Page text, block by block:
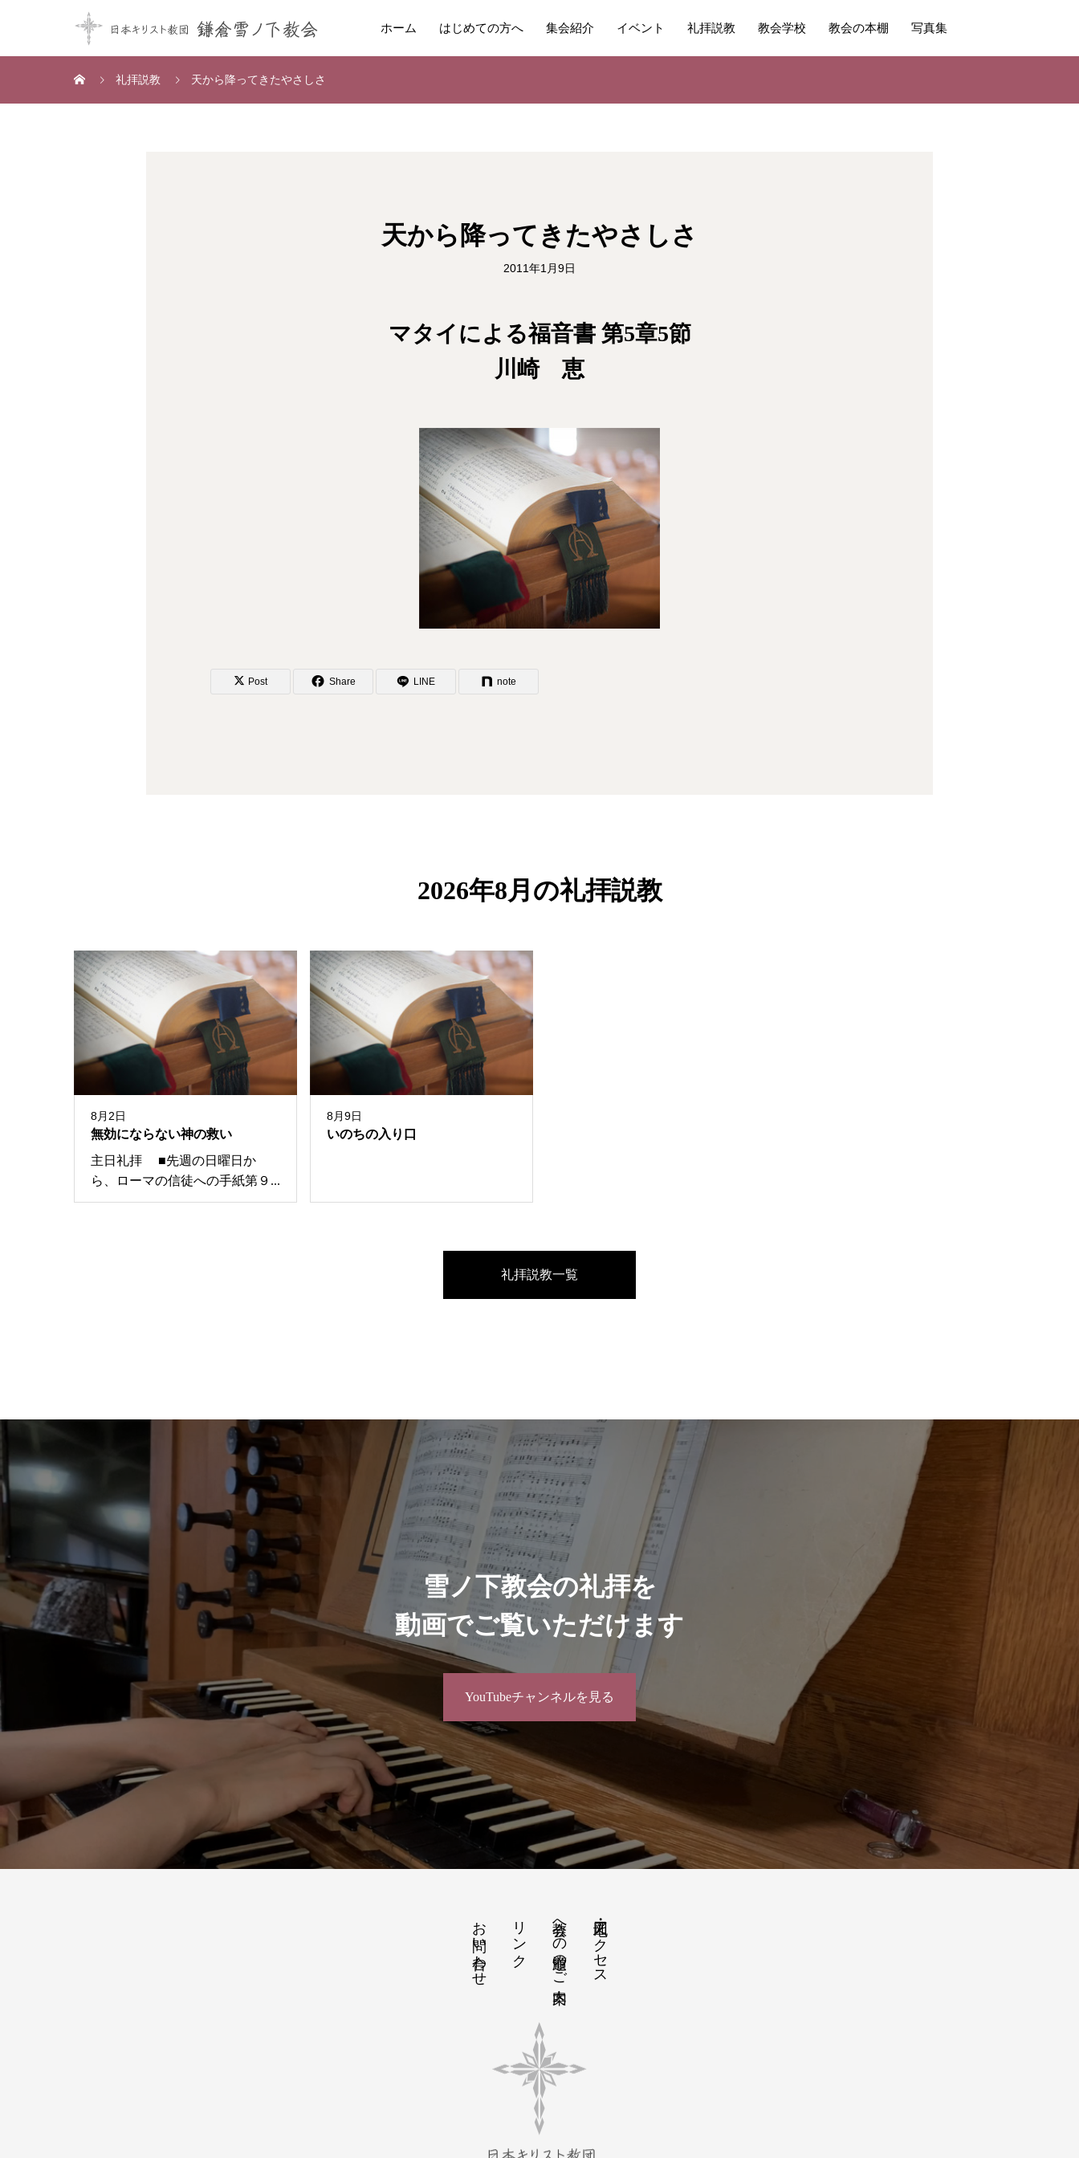
ホーム はじめての方へ 集会紹介 イベント 礼拝説教 教会学校 教会の本棚 写真集
礼拝説教 天から降ってきたやさしさ
天から降ってきたやさしさ
2011年1月9日
マタイによる福音書 第5章5節
川崎 恵
Post Share LINE note
2026年8月の礼拝説教
8月2日
無効にならない神の救い
主日礼拝 ■先週の日曜日か
ら、ローマの信徒への手紙第９...
8月9日
いのちの入り口
礼拝説教一覧
雪ノ下教会の礼拝を
動画でご覧いただけます
YouTubeチャンネルを見る
地図・アクセス
教会への道順のご案内
リンク
お問い合わせ